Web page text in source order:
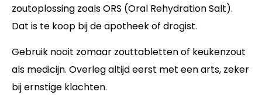
zoutoplossing zoals ORS (Oral Rehydration Salt).
Dat is te koop bij de apotheek of drogist.
Gebruik nooit zomaar zouttabletten of keukenzout
als medicijn. Overleg altijd eerst met een arts, zeker
bij ernstige klachten.